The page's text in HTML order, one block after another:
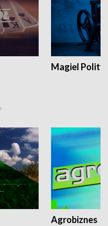
Magiel
Agrobiznes